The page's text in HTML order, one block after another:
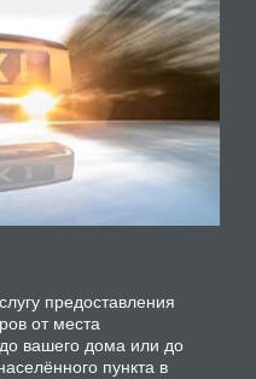
предоставления
от места
вашего дома или до
пункта в